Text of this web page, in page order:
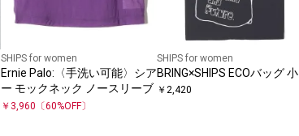
SHIPS for women
Ernie Palo:〈手洗い可能〉シア
ー モックネック ノースリーブ
￥ 3,960 〔60%OFF〕
SHIPS for women
BRING×SHIPS ECOバッグ 小
￥ 2,420